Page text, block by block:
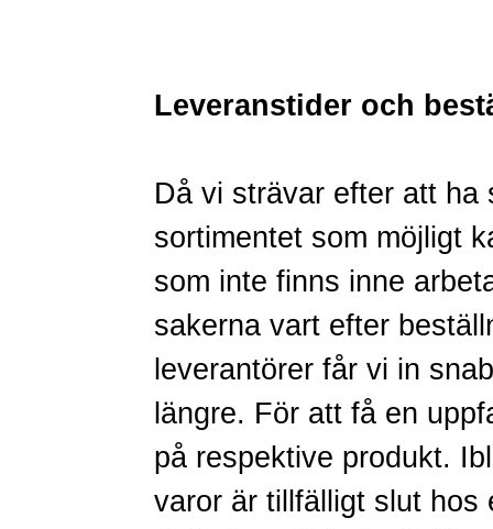
Leveranstider och
Då vi strävar efter att ha
sortimentet som möjligt
som inte finns inne
sakerna vart efter
leverantörer får vi in
längre. För att få en
på respektive produkt.
varor är tillfälligt slut hos